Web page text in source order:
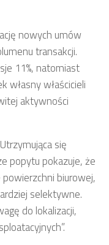
nowych umów
transakcji.
11%, natomiast
własny właścicieli
aktywności
się
popytu pokazuje, że
biurowej,
selektywne.
do lokalizacji,